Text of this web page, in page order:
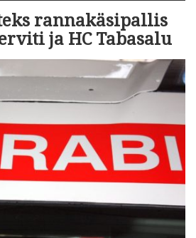
rannakäsipallis
ja HC Tabasalu